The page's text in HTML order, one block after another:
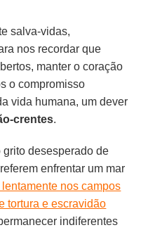
salva-vidas,
nos recordar que
manter o coração
o compromisso
vida humana, um dever
crentes.
desesperado de
enfrentar um mar
lentamente nos campos
tortura e escravidão
indiferentes